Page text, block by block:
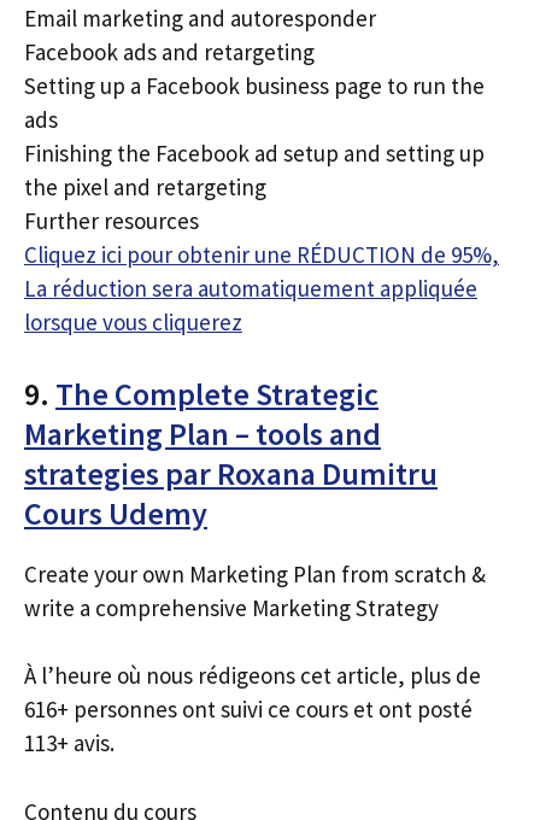
Email marketing and autoresponder
Facebook ads and retargeting
Setting up a Facebook business page to run the
ads
Finishing the Facebook ad setup and setting up
the pixel and retargeting
Further resources
Cliquez ici pour obtenir une RÉDUCTION de 95%,
La réduction sera automatiquement appliquée
lorsque vous cliquerez
9. The Complete Strategic
Marketing Plan – tools and
strategies par Roxana Dumitru
Cours Udemy
Create your own Marketing Plan from scratch &
write a comprehensive Marketing Strategy
À l’heure où nous rédigeons cet article, plus de
616+ personnes ont suivi ce cours et ont posté
113+ avis.
Contenu du cours